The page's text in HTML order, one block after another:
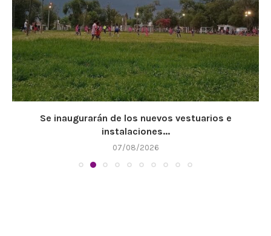
Se inaugurarán de los nuevos vestuarios e
instalaciones...
07/08/2026